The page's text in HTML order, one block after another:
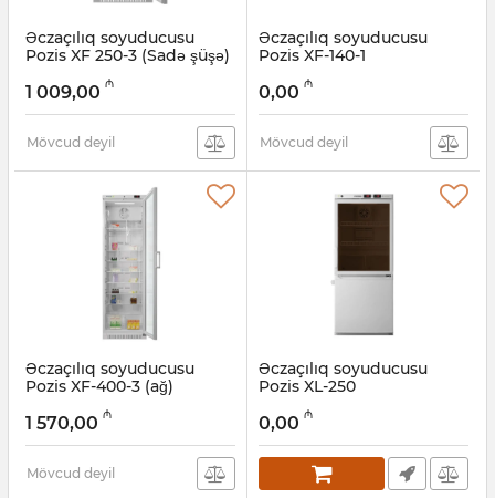
Əczaçılıq soyuducusu
Pozis XF 250-3 (Sadə şüşə)
005058026
1 009,00 ₼
Mövcud deyil
Əczaçılıq soyuducusu
Pozis XF-140-1
Artikul:
0,00 ₼
Mövcud deyil
Əczaçılıq soyuducusu
Pozis XF-400-3 (ağ)
005058049
1 570,00 ₼
Mövcud deyil
Əczaçılıq soyuducusu
Pozis XL-250
Artikul:
0,00 ₼